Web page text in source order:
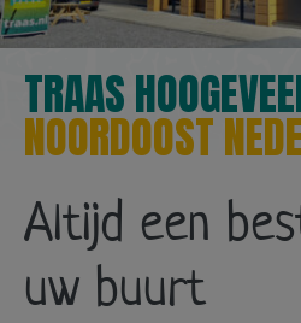
TRAAS
NOORDOOST
Altijd een
uw buurt